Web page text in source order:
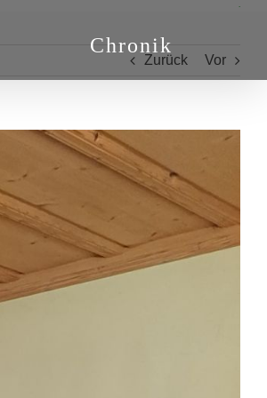
.
Chronik
Zurück Vor